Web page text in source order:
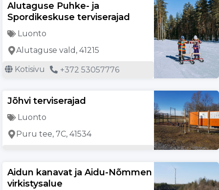
Alutaguse Puhke- ja
Spordikeskuse terviserajad
Luonto
Alutaguse vald, 41215
Kotisivu +372 53057776
Jõhvi terviserajad
Luonto
Puru tee, 7C, 41534
Aidun kanavat ja Aidu-Nõmmen
virkistysalue